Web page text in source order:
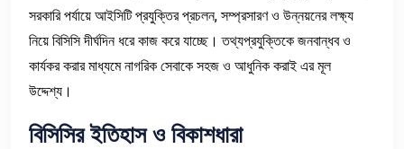
সরকারি পর্যায়ে আইসিটি প্রযুক্তির প্রচলন, সম্প্রসারণ ও উন্নয়নের লক্ষ্য
নিয়ে বিসিসি দীর্ঘদিন ধরে কাজ করে যাচ্ছে। তথ্যপ্রযুক্তিকে জনবান্ধব ও
কার্যকর করার মাধ্যমে নাগরিক সেবাকে সহজ ও আধুনিক করাই এর মূল
উদ্দেশ্য।
বিসিসির ইতিহাস ও বিকাশধারা